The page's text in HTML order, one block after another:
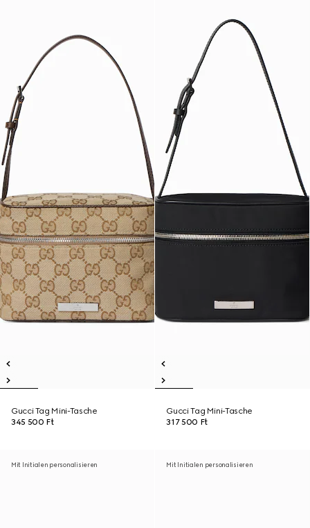
Gucci Tag Mini-Tasche
345 500 Ft
Gucci Tag Mini-Tasche
317 500 Ft
Mit Initialen personalisieren Mit Initialen personalisieren